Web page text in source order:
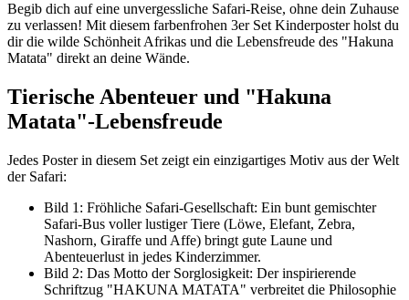
Begib dich auf eine unvergessliche Safari-Reise, ohne dein Zuhause
zu verlassen! Mit diesem farbenfrohen 3er Set Kinderposter holst du
dir die wilde Schönheit Afrikas und die Lebensfreude des "Hakuna
Matata" direkt an deine Wände.
Tierische Abenteuer und "Hakuna
Matata"-Lebensfreude
Jedes Poster in diesem Set zeigt ein einzigartiges Motiv aus der Welt
der Safari:
Bild 1: Fröhliche Safari-Gesellschaft: Ein bunt gemischter
Safari-Bus voller lustiger Tiere (Löwe, Elefant, Zebra,
Nashorn, Giraffe und Affe) bringt gute Laune und
Abenteuerlust in jedes Kinderzimmer.
Bild 2: Das Motto der Sorglosigkeit: Der inspirierende
Schriftzug "HAKUNA MATATA" verbreitet die Philosophie